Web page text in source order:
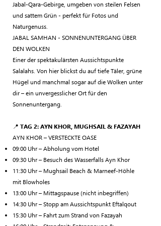
Jabal-Qara-Gebirge, umgeben von steilen Felsen
und sattem Grün - perfekt für Fotos und
Naturgenuss.
JABAL SAMHAN - SONNENUNTERGANG ÜBER
DEN WOLKEN
Einer der spektakulärsten Aussichtspunkte
Salalahs. Von hier blickst du auf tiefe Täler, grüne
Hügel und manchmal sogar auf die Wolken unter
dir – ein unvergesslicher Ort für den
Sonnenuntergang.
📍 TAG 2: AYN KHOR, MUGHSAIL & FAZAYAH
AYN KHOR – VERSTECKTE OASE
09:00 Uhr – Abholung vom Hotel
09:30 Uhr – Besuch des Wasserfalls Ayn Khor
11:30 Uhr – Mughsail Beach & Marneef-Höhle
mit Blowholes
13:00 Uhr – Mittagspause (nicht inbegriffen)
14:30 Uhr – Stopp am Aussichtspunkt Eftalqout
15:30 Uhr – Fahrt zum Strand von Fazayah